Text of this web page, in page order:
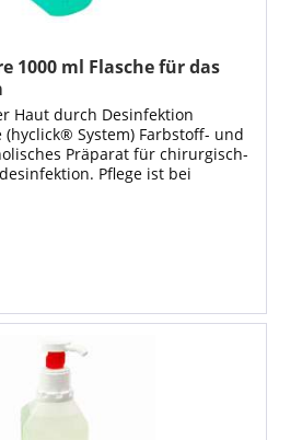
1000 ml Flasche für das
Haut durch Desinfektion
System) Farbstoff- und
Präparat für chirurgisch-
Pflege ist bei